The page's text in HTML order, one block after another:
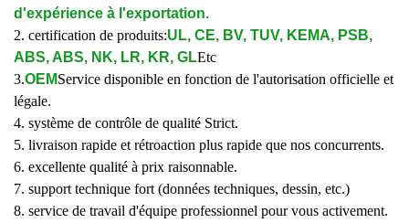
d'expérience à l'exportation.
2. certification de produits:UL, CE, BV, TUV, KEMA, PSB,
ABS, ABS, NK, LR, KR, GLEtc
3.OEMService disponible en fonction de l'autorisation officielle et
légale.
4. système de contrôle de qualité Strict.
5. livraison rapide et rétroaction plus rapide que nos concurrents.
6. excellente qualité à prix raisonnable.
7. support technique fort (données techniques, dessin, etc.)
8. service de travail d'équipe professionnel pour vous activement.